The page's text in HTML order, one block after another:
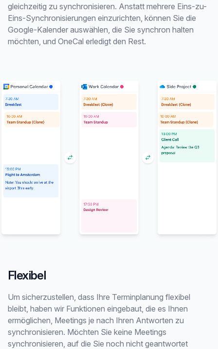
gleichzeitig zu synchronisieren. Anstatt mehrere Eins-zu-
Eins-Synchronisierungen einzurichten, können Sie die
Google-Kalender auswählen, die Sie synchron halten
möchten, und OneCal erledigt den Rest.
Flexibel
Um sicherzustellen, dass Ihre Terminplanung flexibel
bleibt, haben wir Funktionen eingebaut, die es Ihnen
ermöglichen, Meetings je nach Ihren Antworten zu
synchronisieren. Möchten Sie keine Meetings
synchronisieren, auf die Sie noch nicht geantwortet